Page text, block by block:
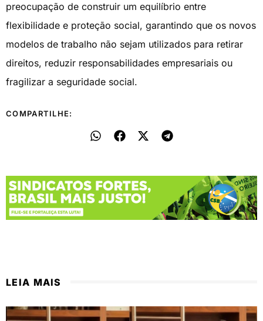
preocupação de construir um equilíbrio entre
flexibilidade e proteção social, garantindo que os novos
modelos de trabalho não sejam utilizados para retirar
direitos, reduzir responsabilidades empresariais ou
fragilizar a seguridade social.
COMPARTILHE:
LEIA MAIS